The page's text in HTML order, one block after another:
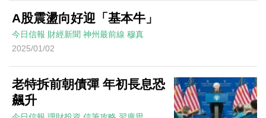
A股震盪向好迎「基本牛」
今日信報 財經新聞 神州最前線 穆真
2025/01/02
老特拆前朝債彈 年初長息恐
飆升